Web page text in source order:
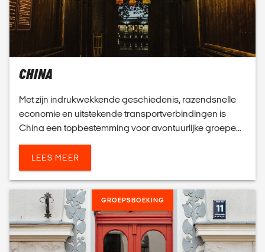
CHINA
Met zijn indrukwekkende geschiedenis, razendsnelle
economie en uitstekende transportverbindingen is
China een topbestemming voor avontuurlijke groepen.
bu... LEES MEER
GROEPSBOEKING